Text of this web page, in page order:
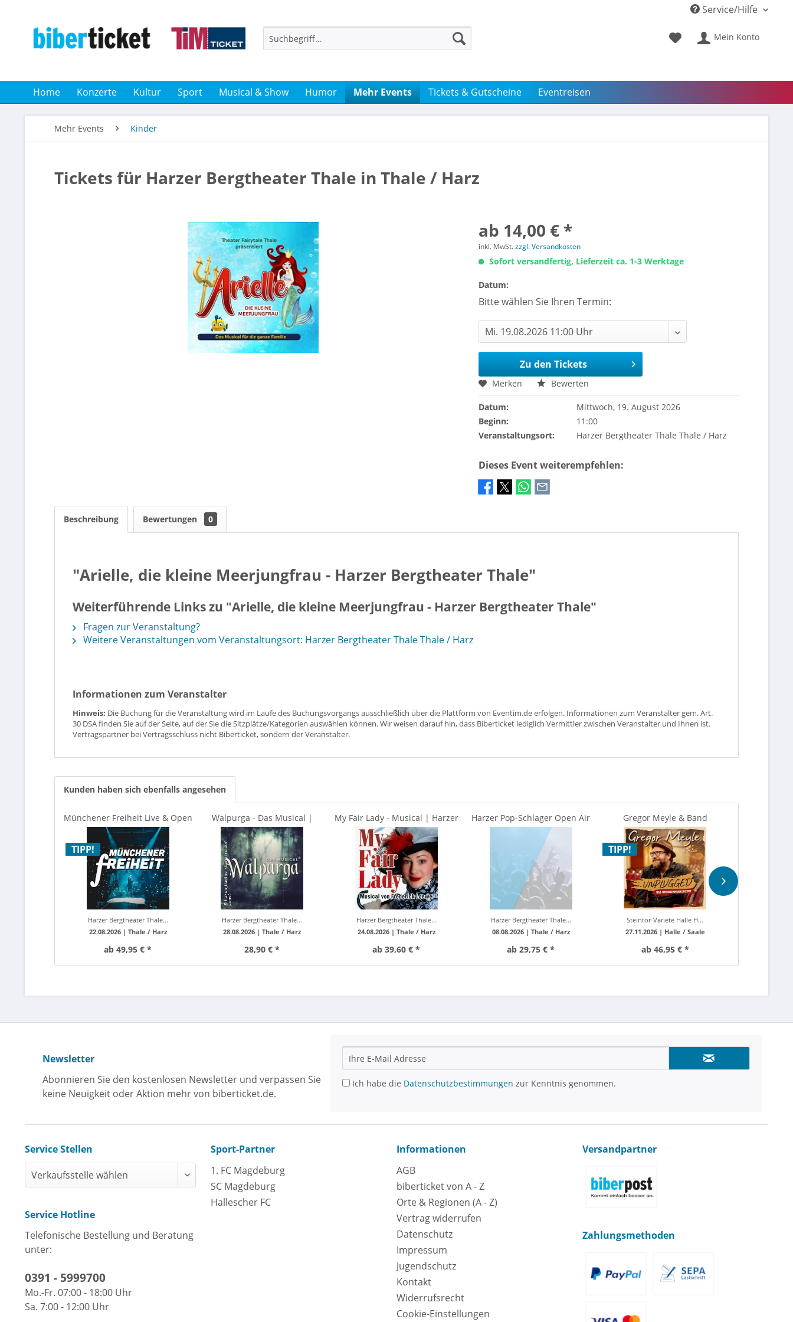
Service/Hilfe
Mein Konto
Home Konzerte Kultur Sport Musical & Show Humor Mehr Events Tickets & Gutscheine Eventreisen
Mehr Events Kinder
Tickets für Harzer Bergtheater Thale in Thale / Harz
ab 14,00 € *
inkl. MwSt.zzgl. Versandkosten
Sofort versandfertig, Lieferzeit ca. 1-3 Werktage
Datum:
Bitte wählen Sie Ihren Termin:
Zu den Tickets
Merken Bewerten
Datum:
Mittwoch, 19. August 2026
Beginn:
11:00
Veranstaltungsort:
Harzer Bergtheater Thale Thale / Harz
Dieses Event weiterempfehlen:
Beschreibung Bewertungen 0
"Arielle, die kleine Meerjungfrau - Harzer Bergtheater Thale"
Weiterführende Links zu "Arielle, die kleine Meerjungfrau - Harzer Bergtheater Thale"
Fragen zur Veranstaltung?
Weitere Veranstaltungen vom Veranstaltungsort: Harzer Bergtheater Thale Thale / Harz
Informationen zum Veranstalter
Hinweis: Die Buchung für die Veranstaltung wird im Laufe des Buchungsvorgangs ausschließlich über die Plattform von Eventim.de erfolgen. Informationen zum Veranstalter gem. Art.
30 DSA finden Sie auf der Seite, auf der Sie die Sitzplätze/Kategorien auswählen können. Wir weisen darauf hin, dass Biberticket lediglich Vermittler zwischen Veranstalter und Ihnen ist.
Vertragspartner bei Vertragsschluss nicht Biberticket, sondern der Veranstalter.
Kunden haben sich ebenfalls angesehen
TIPP!
Münchener Freiheit Live & Open
Air 2026
Harzer Bergtheater Thale...
22.08.2026 | Thale / Harz
ab 49,95 € *
Walpurga - Das Musical |
Harzer Bergtheater Thale
Harzer Bergtheater Thale...
28.08.2026 |Thale / Harz
28,90 € *
My Fair Lady - Musical | Harzer
Bergtheater Thale
Harzer Bergtheater Thale...
24.08.2026 | Thale / Harz
ab 39,60 € *
Harzer Pop-Schlager Open Air
Harzer Bergtheater Thale...
08.08.2026 | Thale / Harz
ab 29,75 € *
TIPP!
Gregor Meyle & Band
Unplugged “Das...
Steintor-Variete Halle H...
27.11.2026 | Halle / Saale
ab 46,95 € *
Newsletter
Abonnieren Sie den kostenlosen Newsletter und verpassen Sie
keine Neuigkeit oder Aktion mehr von biberticket.de.
Ich habe die Datenschutzbestimmungen zur Kenntnis genommen.
Service Stellen
Service Hotline
Telefonische Bestellung und Beratung
unter:
0391 - 5999700
Mo.-Fr. 07:00 - 18:00 Uhr
Sa. 7:00 - 12:00 Uhr
Sport-Partner
1. FC Magdeburg
SC Magdeburg
Hallescher FC
Informationen
AGB
biberticket von A - Z
Orte & Regionen (A - Z)
Vertrag widerrufen
Datenschutz
Impressum
Jugendschutz
Kontakt
Widerrufsrecht
Cookie-Einstellungen
Versandpartner
Zahlungsmethoden